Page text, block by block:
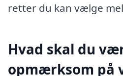
retter du kan vælge
Hvad skal du
opmærksom på